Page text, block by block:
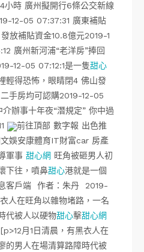
小時 廣州擬開行6條公交新線
12-05 07:37:31 廣東補貼
發放補貼資金10.8億元2019-1
廣州新河浦“老洋房”捧回
12-05 07:12:1是一隻甜心
輕得恐怖，眼睛閉4 佛山發
手房均可認購2019-12-05
辦事十年夜“潛規定” 你中過
前往頂部 數字報 出色推
娛安康體育IT財富car 房產
軍事 甜心網 旺角被砸男人初
下往，噴鼻甜心港就是一個
客戶端 作者：朱丹 2019-
人在旺角以雜物堵路，一名
代被人以硬物甜心擊甜心網
月1日清晨，有黑衣人在
的男人在場清算路障時代被